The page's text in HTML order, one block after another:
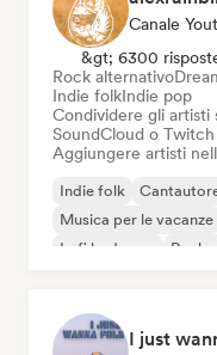
&gt; 6300
Rock alternativo
Indie folkIndie pop
Condividere gli artisti
SoundCloud o Twitch
Aggiungere artisti
Indie folk
Musica per le vacanze
Lofi bedroom
Rock
I just